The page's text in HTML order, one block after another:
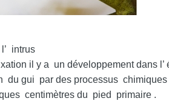
intrus
il y a un développement dans
du gui par des processus chimiques
centimètres du pied primaire .